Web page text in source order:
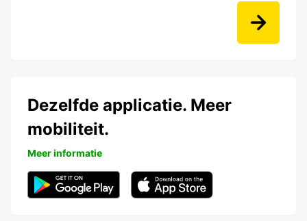
Dezelfde applicatie. Meer
mobiliteit.
Meer informatie